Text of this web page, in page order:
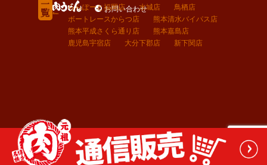
お問い合わせ
ららぽーと福岡店
水城店
鳥栖店
ボートレースからつ店
熊本清水バイパス店
熊本平成さくら通り店
熊本嘉島店
鹿児島宇宿店
大分下郡店 新下関店
Copyright © 2014 Niku Niku Udon All Rights Reserved. Illustrated by MORI.